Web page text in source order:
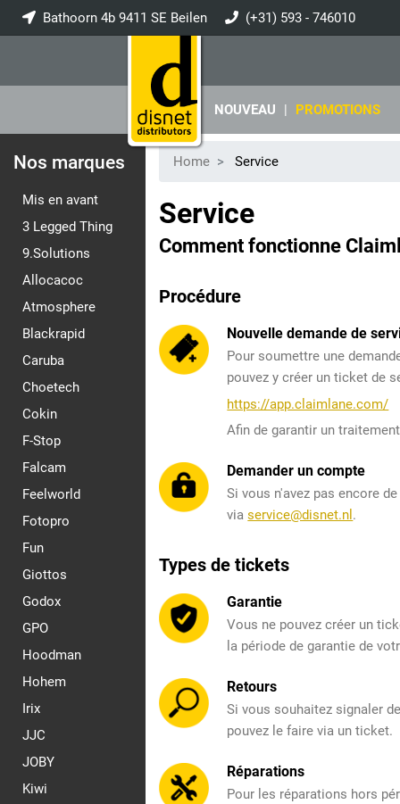
Bathoorn 4b 9411 SE Beilen (+31) 593 - 746010
NOUVEAU | PROMOTIONS
Nos marques
Mis en avant
3 Legged Thing
9.Solutions
Allocacoc
Atmosphere
Blackrapid
Caruba
Choetech
Cokin
F-Stop
Falcam
Feelworld
Fotopro
Fun
Giottos
Godox
GPO
Hoodman
Hohem
Irix
JJC
JOBY
Kiwi
Home Service
Service
Comment fonctionne
Procédure
Nouvelle demande de
Pour soumettre une
pouvez y créer un ticket de
https://app.claimlane.com/
Afin de garantir un
Demander un compte
Si vous n'avez pas encore
viaservice@disnet.nl .
Types de tickets
Garantie
Vous ne pouvez créer un
la période de garantie de
Retours
Si vous souhaitez signaler
pouvez le faire via un ticket.
Réparations
Pour les réparations hors